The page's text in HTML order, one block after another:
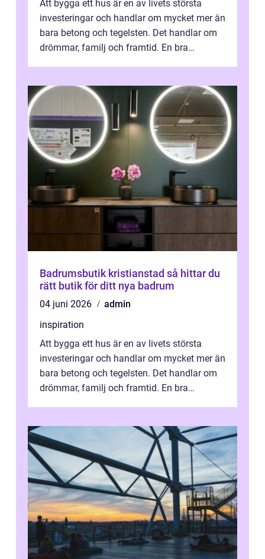
Att bygga ett hus är en av livets största
investeringar och handlar om mycket mer än
bara betong och tegelsten. Det handlar om
drömmar, familj och framtid. En bra
Badrumsbutik kristianstad så hittar du
rätt butik för ditt nya badrum
04 juni 2026
admin
inspiration
Att bygga ett hus är en av livets största
investeringar och handlar om mycket mer än
bara betong och tegelsten. Det handlar om
drömmar, familj och framtid. En bra